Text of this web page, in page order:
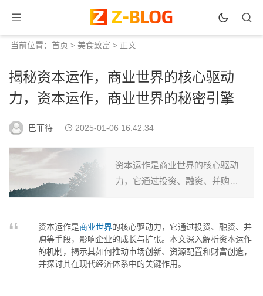
当前位置： 首页 > 美食致富 > 正文
揭秘资本运作，商业世界的核心驱动
力，资本运作，商业世界的秘密引擎
巴菲待 2025-01-06 16:42:34
资本运作是商业世界的核心驱动
力，它通过投资、融资、并购等
揭示其如何推动市场创新、资源
配置和财富创造，并探讨其在
现...
资本运作是商业世界的核心驱动力，它通过投资、融资、并
购等手段，影响企业的成长与扩张。本文深入解析资本运作
的机制，揭示其如何推动市场创新、资源配置和财富创造，
并探讨其在现代经济体系中的关键作用。